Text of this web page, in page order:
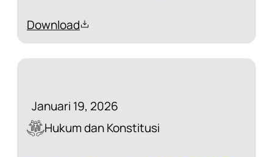
Sektor Perkebunan
Kelapa Sawit dan
Download
Januari 19, 2026
Hukum dan Konstitusi